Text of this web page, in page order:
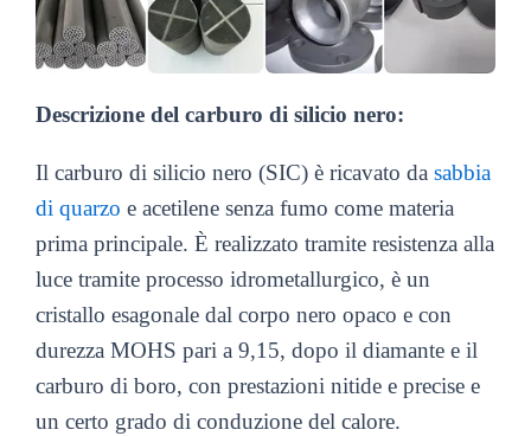
Descrizione del carburo di silicio nero:
Il carburo di silicio nero (SIC) è ricavato da sabbia
di quarzo e acetilene senza fumo come materia
prima principale. È realizzato tramite resistenza alla
luce tramite processo idrometallurgico, è un
cristallo esagonale dal corpo nero opaco e con
durezza MOHS pari a 9,15, dopo il diamante e il
carburo di boro, con prestazioni nitide e precise e
un certo grado di conduzione del calore.